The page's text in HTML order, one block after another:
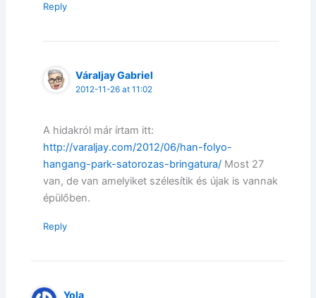
Reply
Váraljay Gabriel
2012-11-26 at 11:02
A hidakról már írtam itt:
http://varaljay.com/2012/06/han-folyo-
hangang-park-satorozas-bringatura/ Most 27
van, de van amelyiket szélesítik és újak is vannak
épülőben.
Reply
Yola